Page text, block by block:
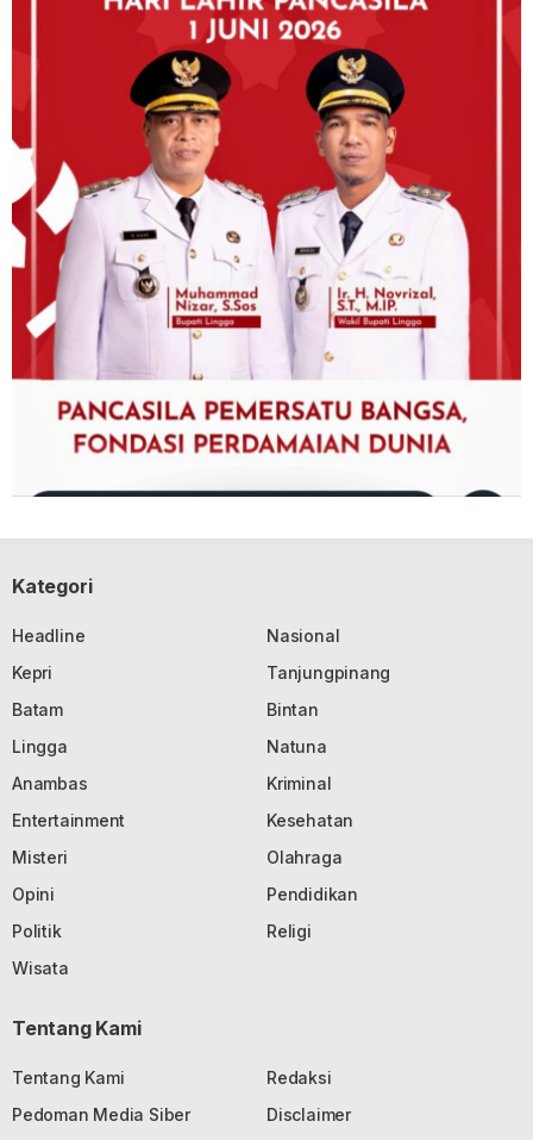
Kategori
Headline
Nasional
Kepri
Tanjungpinang
Batam
Bintan
Lingga
Natuna
Anambas
Kriminal
Entertainment
Kesehatan
Misteri
Olahraga
Opini
Pendidikan
Politik
Religi
Wisata
Tentang Kami
Tentang Kami
Redaksi
Pedoman Media Siber
Disclaimer